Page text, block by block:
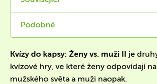
Podobné
Kvízy do kapsy: Ženy vs. muži II je
kvízové hry, ve které ženy odpovídají
mužského světa a muži naopak.